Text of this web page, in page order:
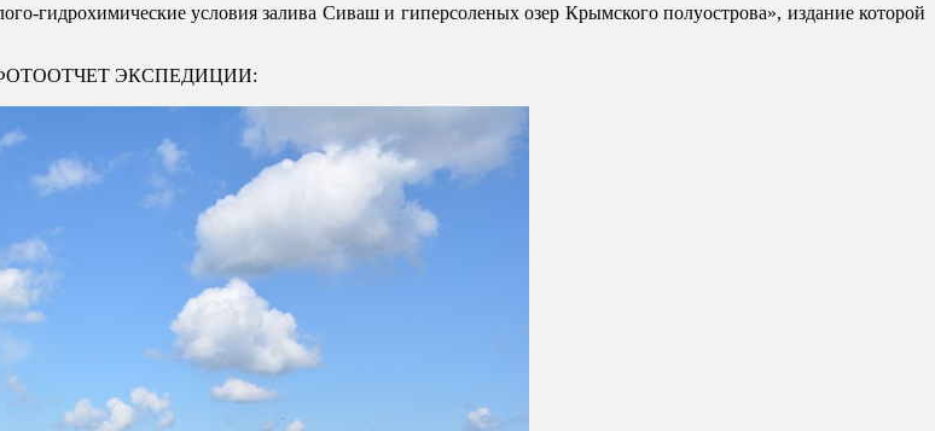
гидрохимические условия залива Сиваш и гиперсоленых озер Крымского полуострова», издание которой
ЭКСПЕДИЦИИ: